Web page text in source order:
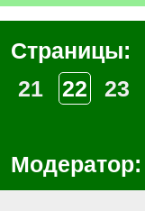
Страницы:
21
22 23
Модератор: